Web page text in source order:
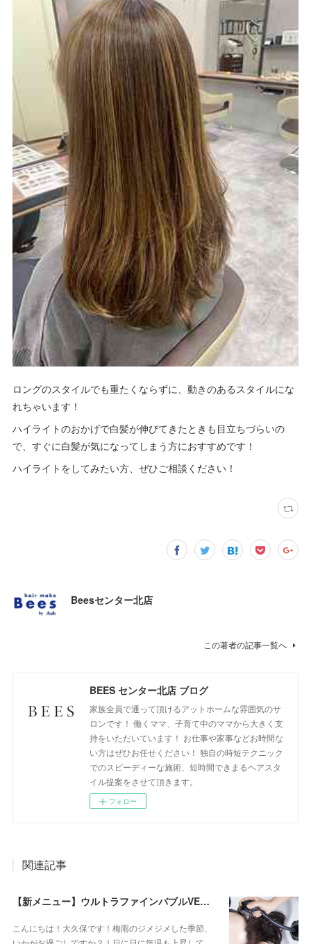
ロングのスタイルでも重たくならずに、動きのあるスタイルにな
れちゃいます！
ハイライトのおかげで白髪が伸びてきたときも目立ちづらいの
で、すぐに白髪が気になってしまう方におすすめです！
ハイライトをしてみたい方、ぜひご相談ください！
Beesセンター北店
この著者の記事一覧へ
BEES センター北店 ブログ
家族全員で通って頂けるアットホームな雰囲気のサ
ロンです！ 働くママ、子育て中のママから大きく支
持をいただいています！ お仕事や家事などお時間な
い方はぜひお任せください！ 独自の時短テクニック
でのスピーディーな施術、短時間できまるヘアスタ
イル提案をさせて頂きます。
フォロー
関連記事
【新メニュー】ウルトラファインバブルVEENA始めました！
こんにちは！大久保です！梅雨のジメジメした季節、